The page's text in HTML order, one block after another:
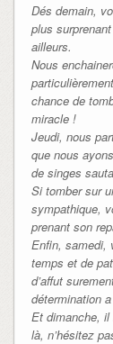
Dés demain,
plus
ailleurs.
Nous
chance de
miracle !
Jeudi, nous
que nous
de singes
Si tomber sur
sympathique,
prenant son
Enfin, samedi,
temps et de
d’affut
détermination
Et dimanche, il
là, n’hésitez